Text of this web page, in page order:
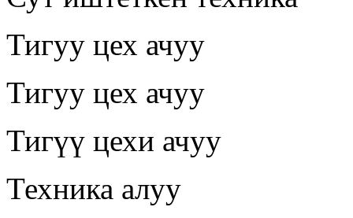
Тигуу цех ачуу
Тигуу цех ачуу
Тигүү цехи ачуу
Техника алуу